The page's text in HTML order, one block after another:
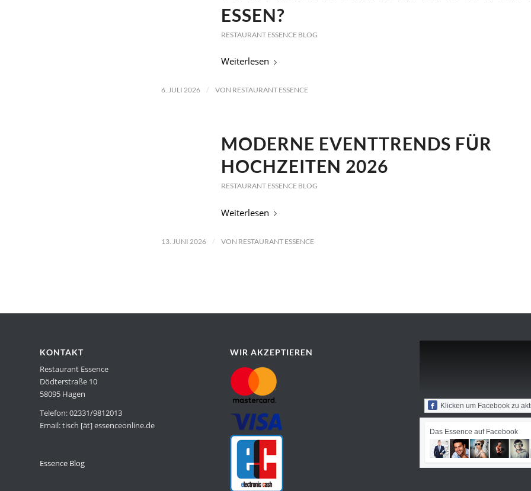
ESSEN?
RESTAURANT ESSENCE BLOG
Weiterlesen
6. JULI 2026 / VON RESTAURANT ESSENCE
MODERNE EVENTTRENDS FÜR
HOCHZEITEN 2026
RESTAURANT ESSENCE BLOG
Weiterlesen
13. JUNI 2026 / VON RESTAURANT ESSENCE
KONTAKT
Restaurant Essence
Dödterstraße 10
58095 Hagen
Telefon: 02331/9812013
Email: tisch [ät] essenceonline.de
Essence Blog
WIR AKZEPTIEREN
Klicken um Facebook zu
Das Essence auf Facebook